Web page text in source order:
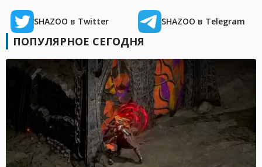
SHAZOO в Twitter SHAZOO в Telegram
ПОПУЛЯРНОЕ СЕГОДНЯ